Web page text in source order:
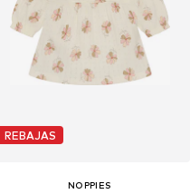
REBAJAS
NOPPIES